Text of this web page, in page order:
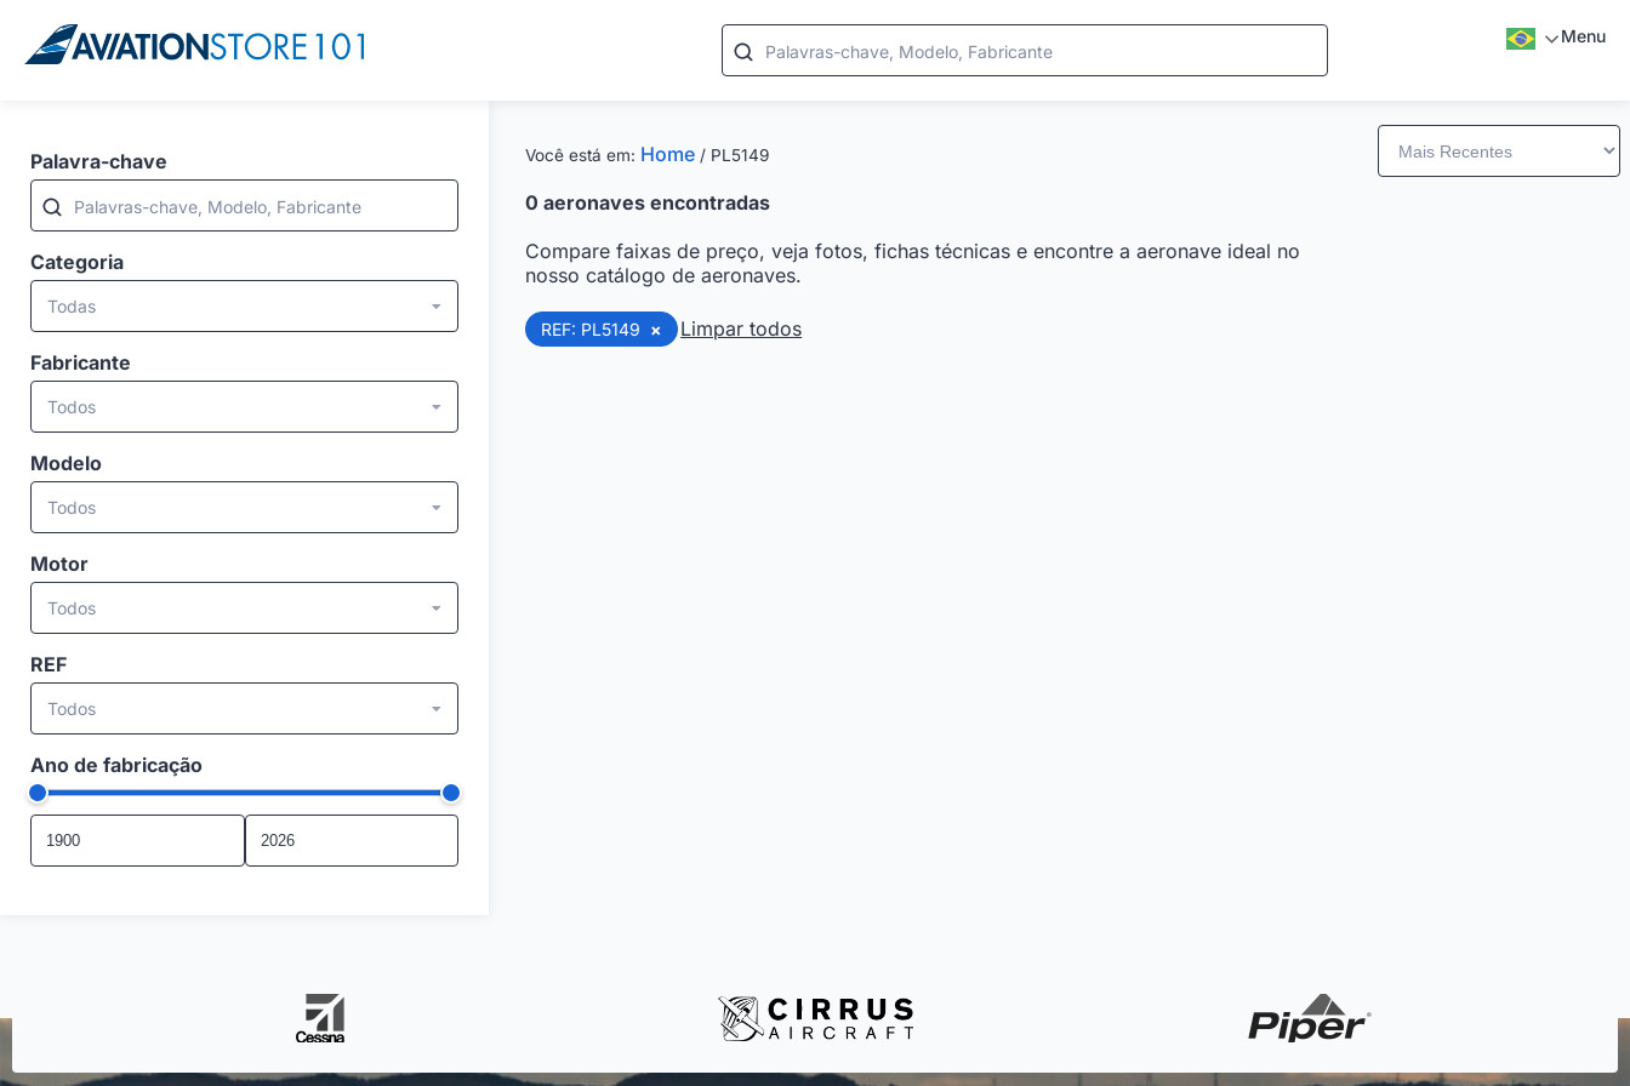
Palavras-chave, Modelo, Fabricante
Menu
Palavra-chave
Palavras-chave, Modelo, Fabricante
Categoria
Todas
Fabricante
Todos
Modelo
Todos
Motor
Todos
REF
Todos
Ano de fabricação
Você está em: Home / PL5149
0 aeronaves encontradas
Compare faixas de preço, veja fotos, fichas técnicas e encontre a aeronave ideal no
nosso catálogo de aeronaves.
REF: PL5149 × Limpar todos